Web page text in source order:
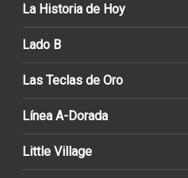
La Historia de Hoy
Lado B
Las Teclas de Oro
Línea A-Dorada
Little Village